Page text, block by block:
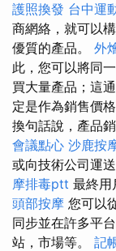
護照換發 台中運
商網絡，就可以
優質的產品。 外
此，您可以將同
買大量產品；這
定是作為銷售價
換句話說，產品
會議點心 沙鹿按
或向技術公司運
摩排毒ptt 最終用
頭部按摩 您可以
同步並在許多平
站，市場等。 記